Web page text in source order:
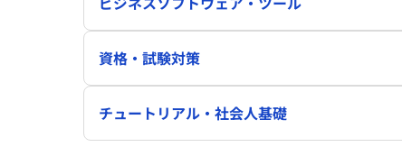
資格・試験対策
チュートリアル・社会人基礎